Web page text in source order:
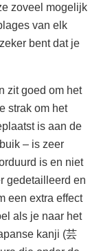
zoveel mogelijk
van elk
bent dat je
zit goed om het
strak om het
is aan de
– is zeer
is en niet
gedetailleerd en
een extra effect
als je naar het
kanji (芸